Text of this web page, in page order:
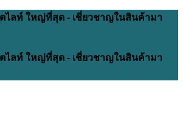
ไลท์ ใหญ่ที่สุด - เชี่ยวชาญในสินค้ามา
ไลท์ ใหญ่ที่สุด - เชี่ยวชาญในสินค้ามา